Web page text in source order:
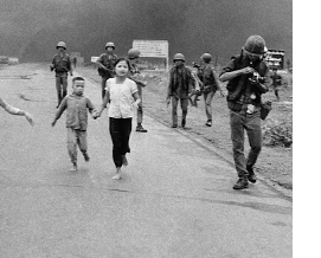
quello dell'innesto M42. Questi
ricercati dai collezionisti e dagli
per via del diaframma con 13
verranno diminuite). Le
44 successivi, identificati da